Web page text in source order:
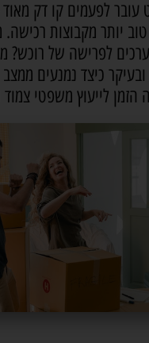
עובר לפעמים קו דק מאוד
יותר מקבוצות
לפרישה של רוכש?
כיצד נמנעים
הזמן לייעוץ משפטי צמוד